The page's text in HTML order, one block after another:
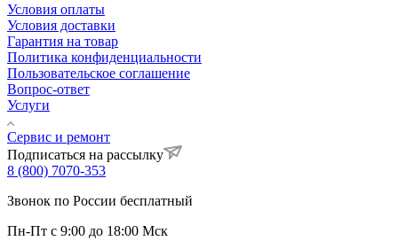
Условия оплаты
Условия доставки
Гарантия на товар
Политика конфиденциальности
Пользовательское соглашение
Вопрос-ответ
Услуги
Сервис и ремонт
Подписаться на рассылку
8 (800) 7070-353
Звонок по России бесплатный
Пн-Пт с 9:00 до 18:00 Мск